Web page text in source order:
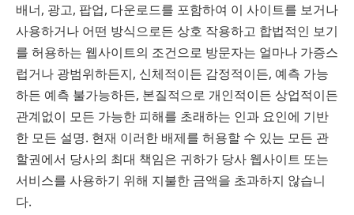
배너, 광고, 팝업, 다운로드를 포함하여 이 사이트를 보거나
사용하거나 어떤 방식으로든 상호 작용하고 합법적인 보기
를 허용하는 웹사이트의 조건으로 방문자는 얼마나 가증스
럽거나 광범위하든지, 신체적이든 감정적이든, 예측 가능
하든 예측 불가능하든, 본질적으로 개인적이든 상업적이든
관계없이 모든 가능한 피해를 초래하는 인과 요인에 기반
한 모든 설명. 현재 이러한 배제를 허용할 수 있는 모든 관
할권에서 당사의 최대 책임은 귀하가 당사 웹사이트 또는
서비스를 사용하기 위해 지불한 금액을 초과하지 않습니
다.